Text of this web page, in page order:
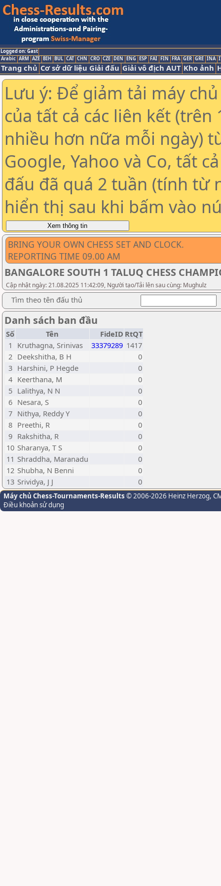
Logged on: Gast
Arabic ARM AZE BIH BUL CAT CHN CRO CZE DEN ENG ESP FAI FIN FRA GER GRE INA
Trang chủ Cơ sở dữ liệu Giải đấu Giải vô địch AUT Kho ảnh
Lưu ý: Để giảm tải máy
của tất cả các liên kết (trên
nhiều hơn nữa mỗi ngày)
Google, Yahoo và Co, tất
đấu đã quá 2 tuần (tính từ
hiển thị sau khi bấm vào
BRING YOUR OWN CHESS SET AND CLOCK.
REPORTING TIME 09.00 AM
BANGALORE SOUTH 1 TALUQ CHESS
Cập nhật ngày: 21.08.2025 11:42:09, Người tạo/Tải lên sau cùng: Mughulz
Tìm theo tên đấu thủ
Danh sách ban đầu
Số Tên FideID RtQT
1
Kruthagna, Srinivas 33379289 1417
2 Deekshitha, B H
0
3 Harshini, P Hegde
0
4 Keerthana, M
0
5 Lalithya, N N
0
6 Nesara, S
0
7 Nithya, Reddy Y
0
8 Preethi, R
0
9 Rakshitha, R
0
10 Sharanya, T S
0
11 Shraddha, Maranadu
0
12 Shubha, N Benni
0
13 Srividya, J J 0
Máy chủ Chess-Tournaments-Results © 2006-2026 Heinz Herzog,
Điều khoản sử dụng